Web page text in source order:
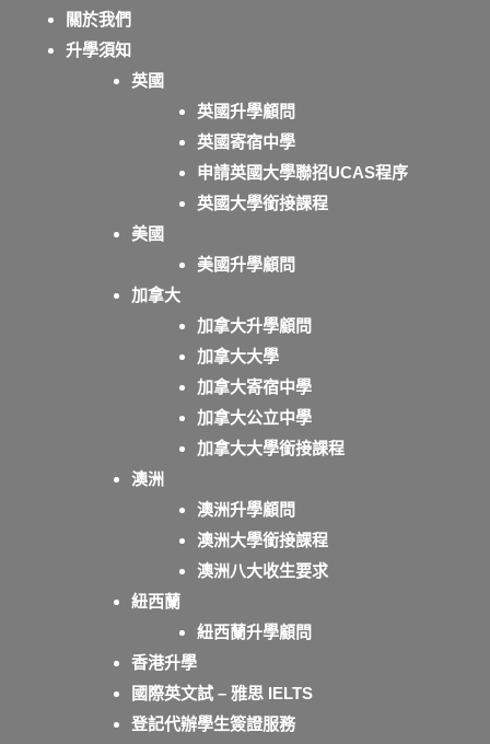
關於我們
升學須知
英國
英國升學顧問
英國寄宿中學
申請英國大學聯招UCAS程序
英國大學銜接課程
美國
美國升學顧問
加拿大
加拿大升學顧問
加拿大大學
加拿大寄宿中學
加拿大公立中學
加拿大大學銜接課程
澳洲
澳洲升學顧問
澳洲大學銜接課程
澳洲八大收生要求
紐西蘭
紐西蘭升學顧問
香港升學
國際英文試 – 雅思 IELTS
登記代辦學生簽證服務